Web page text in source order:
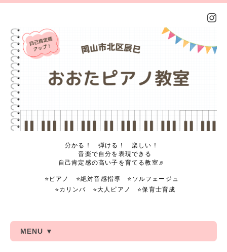
分かる！ 弾ける！ 楽しい！
音楽で自分を表現できる
自己肯定感の高い子を育てる教室♬
⭐️ピアノ ⭐️絶対音感指導 ⭐️ソルフェージュ
⭐️カリンバ ⭐️大人ピアノ ⭐️保育士育成
MENU ▼